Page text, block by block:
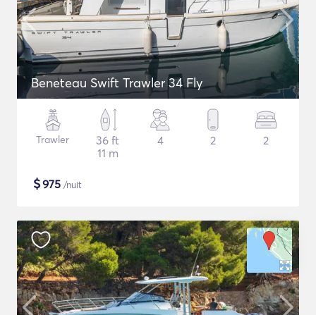
Beneteau Swift Trawler 34 Fly
Trawler
36 ft
11 m
4 2 2
$975 /nuit